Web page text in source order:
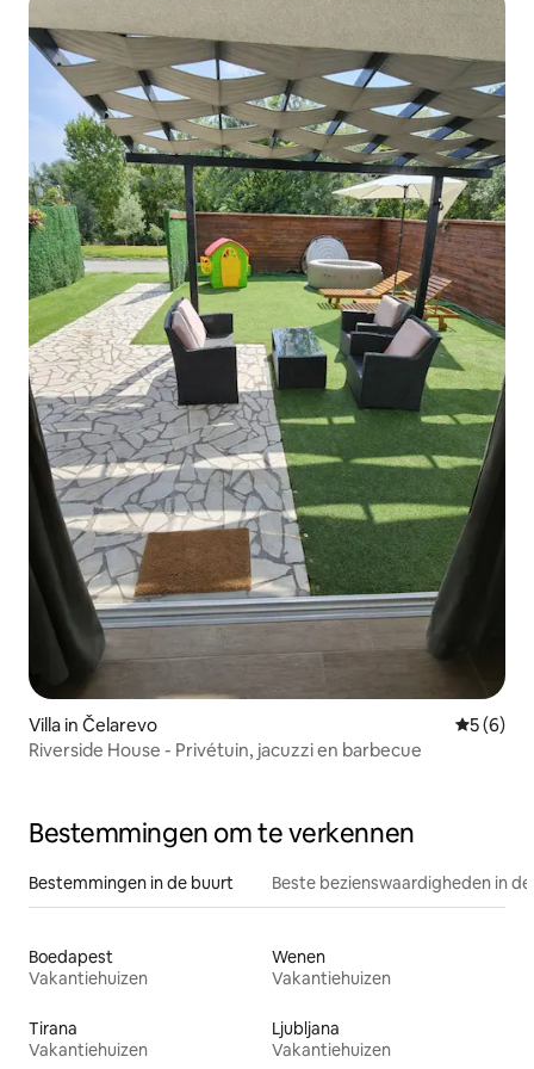
Villa in Čelarevo
5 (6)
Riverside House - Privétuin, jacuzzi en barbecue
Bestemmingen om te verkennen
Bestemmingen in de buurt Beste bezienswaardigheden in
Boedapest
Vakantiehuizen
Wenen
Vakantiehuizen
Tirana
Vakantiehuizen
Ljubljana
Vakantiehuizen